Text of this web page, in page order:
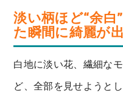
淡い柄ほど“余白
た瞬間に綺麗が
白地に淡い花、繊細な
ど、全部を見せようと